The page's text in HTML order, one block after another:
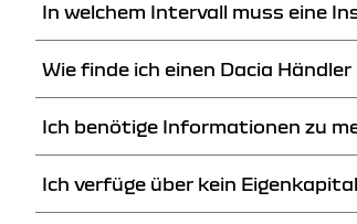
In der Rubrik «Zubehör» finden Sie eine
zeigen. Auf dieser Internetseite können
In welchem Intervall muss eine
Bitte kontaktieren Sie diesbezüglich
Wie finde ich einen Dacia Händler
Die Liste der Dacia Händler ist auf dieser
Händler in Ihrer Nähe zu finden.
Ich benötige Informationen zu
Sie können Ihren Dacia Händler
Ich verfüge über kein